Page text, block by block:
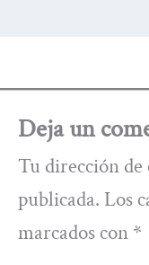
Deja un
Tu dirección
publicada. Los
marcados con *